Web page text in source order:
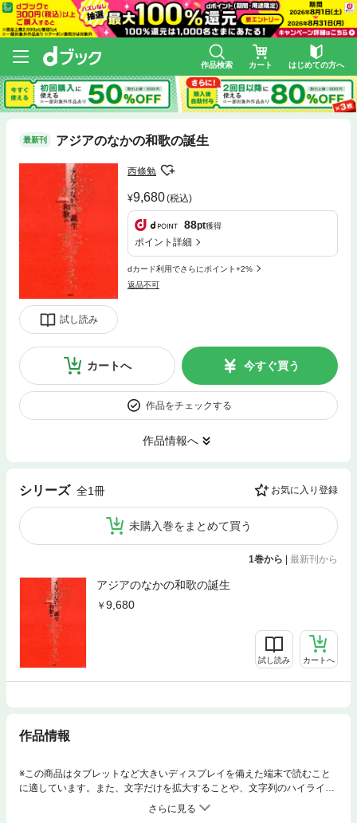
作品検索 カート はじめての方へ
最新刊 アジアのなかの和歌の誕生
試し読み
西條勉
9,680(税込)
88pt獲得
ポイント詳細
dカード利用でさらにポイント+2%
返品不可
カートへ 今すぐ買う
作品をチェックする
作品情報へ
シリーズ 全1冊 お気に入り登録
未購入巻をまとめて買う
1巻から | 最新刊から
アジアのなかの和歌の誕生
9,680
試し読み カートへ
作品情報
※この商品はタブレットなど大きいディスプレイを備えた端末で読むこと
に適しています。また、文字だけを拡大することや、文字列のハイライ
ト、検索、辞書の参照、引用などの機能が使用できません。ウタは声のこ
とばにおいてあらわれる。声のことばと文字ことばの中間で誕生する、和